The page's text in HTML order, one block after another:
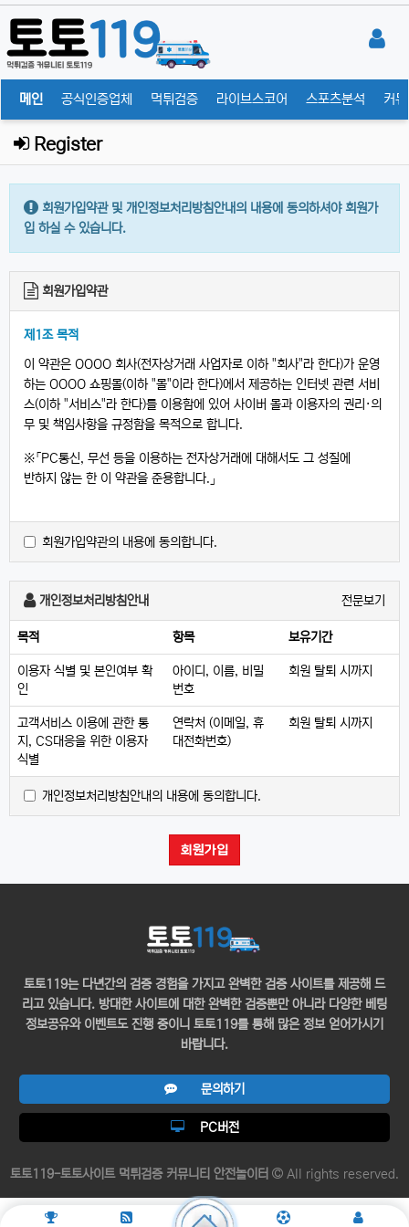
메인 공식인증업체 먹튀검증 라이브스코어 스포츠분석 커
Register
회원가입약관 및 개인정보처리방침안내의 내용에 동의하셔야 회원가
입 하실 수 있습니다.
회원가입약관
제1조 목적
이 약관은 OOOO 회사(전자상거래 사업자로 이하 "회사"라 한다)가 운영
하는 OOOO 쇼핑몰(이하 "몰"이라 한다)에서 제공하는 인터넷 관련 서비
스(이하 "서비스"라 한다)를 이용함에 있어 사이버 몰과 이용자의 권리·의
무 및 책임사항을 규정함을 목적으로 합니다.
※「PC통신, 무선 등을 이용하는 전자상거래에 대해서도 그 성질에
반하지 않는 한 이 약관을 준용합니다.」
제2조 정의
재화 등을 거래할 수 있도록 설정한 가상의 영업장을 말하며,
"이용자"란 "몰"에 접속하여 이 약관에 따라 "몰"이 제공하는
서비스를 받는 회원 및 비회원을 말합니다.
'회원'이라 함은 “몰”에 회원등록을 한 자로서, 계속적으로 "몰"이
제공하는 서비스를 이용할 수 있는 자를 말합니다.
'비회원'이라 함은 회원에 가입하지 않고 "몰"이 제공하는 서비스를
이용하는 자를 말합니다.
"몰"은 이 약관의 내용과 상호 및 대표자 성명, 영업소 소재지 주소
(소비자의 불만을 처리할 수 있는 곳의 주소를 포함), 전화번호·
모사전송번호·전자우편주소, 사업자등록번호, 통신판매업
"몰"은 이용자가 약관에 동의하기에 앞서 약관에 정하여져 있는
내용 중 청약철회·배송책임·환불조건 등과 같은 중요한 내용을
제공하여 이용자의 확인을 구하여야 합니다.
"몰"은 「전자상거래 등에서의 소비자보호에 관한 법률」, 「약관의
규제에 관한 법률」, 「전자문서 및 전자거래기본법」,
「전자금융거래법」, 「전자서명법」, 「정보통신망 이용촉진 및
정보보호 등에 관한 법률」, 「방문판매 등에 관한 법률」,
「소비자기본법」 등 관련 법을 위배하지 않는 범위에서 이 약관을
개정할 수 있습니다.
"몰"이 약관을 개정할 경우에는 적용일자 및 개정사유를 명시하여
적용일자 전일까지 공지합니다. 다만, 이용자에게 불리하게
약관내용을 변경하는 경우에는 최소한 30일 이상의 사전
유예기간을 두고 공지합니다. 이 경우 "몰“은 개정 전 내용과 개정
회원가입약관의 내용에 동의합니다.
전문보기
개인정보처리방침안내
목적 항목 보유기간
이용자 식별 및 본인여부 확
인
아이디, 이름, 비밀
번호
회원 탈퇴 시까지
고객서비스 이용에 관한 통
지, CS대응을 위한 이용자
식별
연락처 (이메일, 휴
대전화번호)
회원 탈퇴 시까지
개인정보처리방침안내의 내용에 동의합니다.
회원가입
토토119는 다년간의 검증 경험을 가지고 완벽한 검증 사이트를 제공해 드
리고 있습니다. 방대한 사이트에 대한 완벽한 검증뿐만 아니라 다양한 베팅
정보공유와 이벤트도 진행 중이니 토토119를 통해 많은 정보 얻어가시기
바랍니다.
문의하기
PC버전
토토119-토토사이트 먹튀검증 커뮤니티 안전놀이터 All rights reserved.